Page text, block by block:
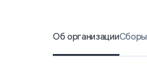
Об организацииСборы